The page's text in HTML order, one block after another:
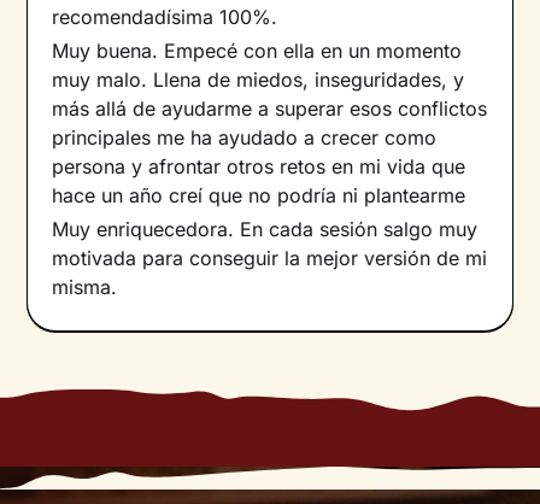
recomendadísima 100%.
Muy buena. Empecé con ella en un momento
muy malo. Llena de miedos, inseguridades, y
más allá de ayudarme a superar esos conflictos
principales me ha ayudado a crecer como
persona y afrontar otros retos en mi vida que
hace un año creí que no podría ni plantearme
Muy enriquecedora. En cada sesión salgo muy
motivada para conseguir la mejor versión de mi
misma.